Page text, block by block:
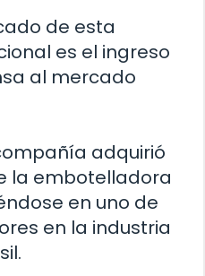
de esta
es el ingreso
al mercado
adquirió
la embotelladora
en uno de
en la industria